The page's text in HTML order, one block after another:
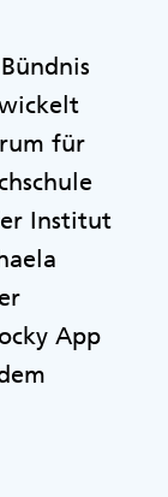
für
Institut
App